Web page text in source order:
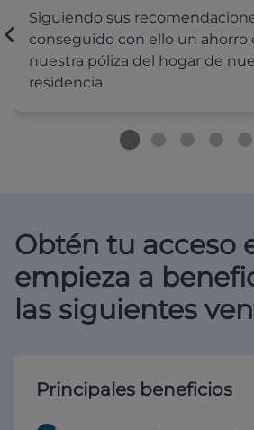
Siguiendo sus
conseguido con ello un ahorro
nuestra póliza del hogar de
residencia.
Obtén tu acceso
empieza a
las siguientes
Principales beneficios